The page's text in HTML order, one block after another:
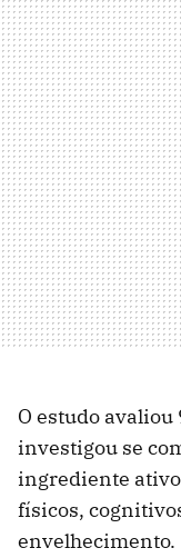
O estudo avaliou
investigou se
ingrediente
físicos,
envelhecimento.